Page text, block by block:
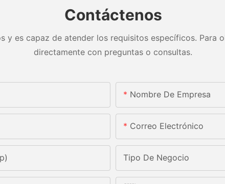
Contáctenos
y es capaz de atender los requisitos específicos.
directamente con preguntas o consultas.
Nombre De Empresa
Correo Electrónico
Tipo De Negocio